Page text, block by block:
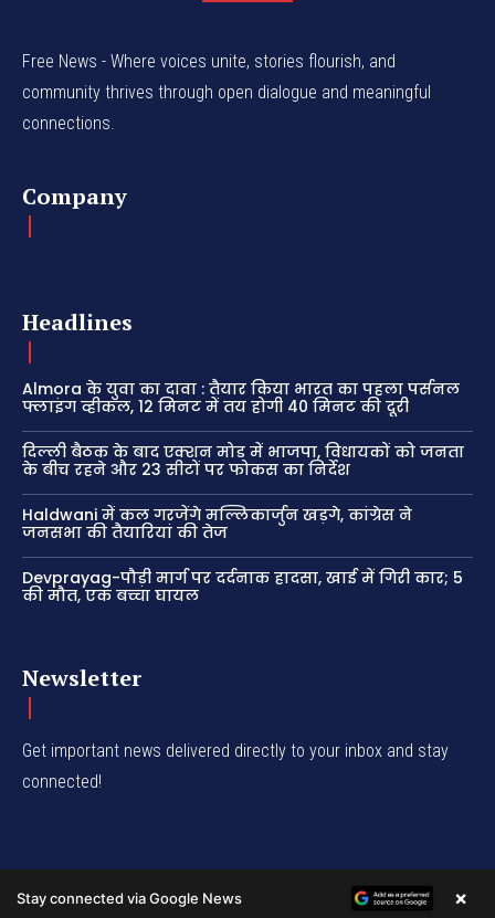
Free News - Where voices unite, stories flourish, and
community thrives through open dialogue and meaningful
connections.
Company
Headlines
Almora के युवा का दावा : तैयार किया भारत का पहला पर्सनल
फ्लाइंग व्हीकल, 12 मिनट में तय होगी 40 मिनट की दूरी
दिल्ली बैठक के बाद एक्शन मोड में भाजपा, विधायकों को जनता
के बीच रहने और 23 सीटों पर फोकस का निर्देश
Haldwani में कल गरजेंगे मल्लिकार्जुन खड़गे, कांग्रेस ने
जनसभा की तैयारियां की तेज
Devprayag-पौड़ी मार्ग पर दर्दनाक हादसा, खाई में गिरी कार; 5
की मौत, एक बच्चा घायल
Newsletter
Get important news delivered directly to your inbox and stay
connected!
Stay connected via Google News ×